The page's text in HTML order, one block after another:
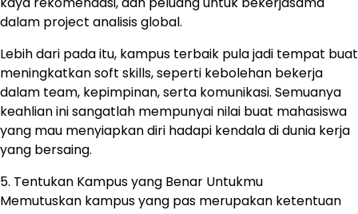
dalam project analisis global.
Lebih dari pada itu, kampus terbaik pula jadi tempat buat
meningkatkan soft skills, seperti kebolehan bekerja
dalam team, kepimpinan, serta komunikasi. Semuanya
keahlian ini sangatlah mempunyai nilai buat mahasiswa
yang mau menyiapkan diri hadapi kendala di dunia kerja
yang bersaing.
5. Tentukan Kampus yang Benar Untukmu
Memutuskan kampus yang pas merupakan ketentuan